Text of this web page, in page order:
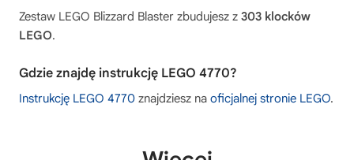
Zestaw LEGO Blizzard Blaster zbudujesz z 303 klocków
LEGO.
Gdzie znajdę instrukcję LEGO 4770?
Instrukcję LEGO 4770 znajdziesz na oficjalnej stronie LEGO.